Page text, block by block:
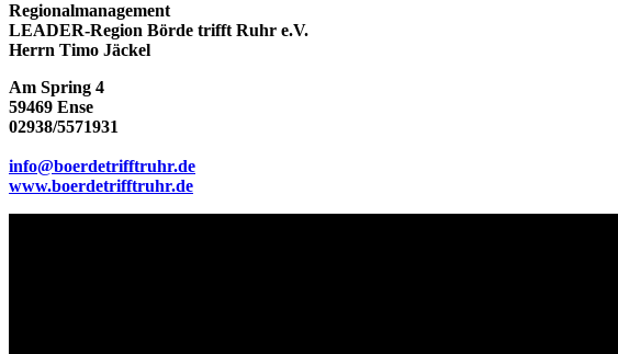
Regionalmanagement
LEADER-Region Börde trifft Ruhr e.V.
Herrn Timo Jäckel
Am Spring 4
59469 Ense
02938/5571931
info@boerdetrifftruhr.de
www.boerdetrifftruhr.de